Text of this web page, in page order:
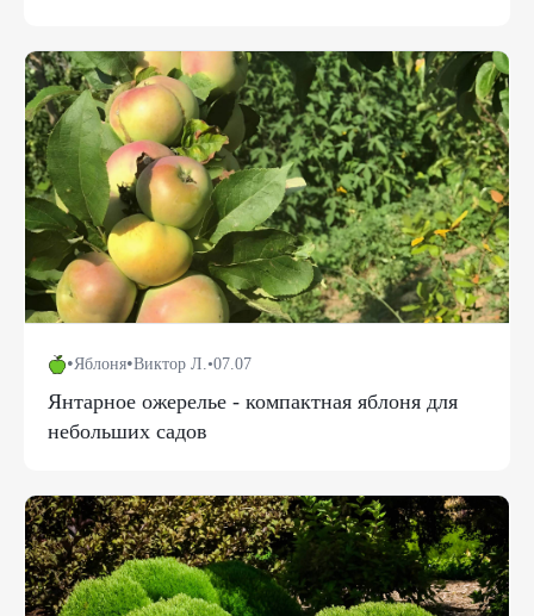
•Яблоня•Виктор Л.•07.07
Янтарное ожерелье - компактная яблоня для
небольших садов